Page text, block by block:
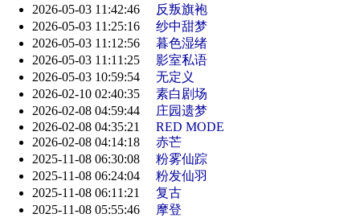
2026-05-03 11:42:46
反叛旗袍
2026-05-03 11:25:16
纱中甜梦
2026-05-03 11:12:56
暮色湿绪
2026-05-03 11:11:25
影室私语
2026-05-03 10:59:54
无定义
2026-02-10 02:40:35
素白剧场
2026-02-08 04:59:44
庄园遗梦
2026-02-08 04:35:21
RED MODE
2026-02-08 04:14:18
赤芒
2025-11-08 06:30:08
粉雾仙踪
2025-11-08 06:24:04
粉发仙羽
2025-11-08 06:11:21
复古
2025-11-08 05:55:46
摩登